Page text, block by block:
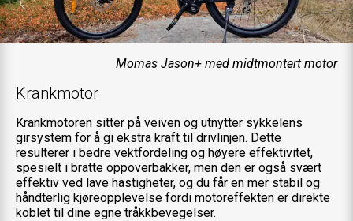
Momas Jason+ med midtmontert motor
Krankmotor
Krankmotoren sitter på veiven og utnytter sykkelens
girsystem for å gi ekstra kraft til drivlinjen. Dette
resulterer i bedre vektfordeling og høyere effektivitet,
spesielt i bratte oppoverbakker, men den er også svært
effektiv ved lave hastigheter, og du får en mer stabil og
håndterlig kjøreopplevelse fordi motoreffekten er direkte
koblet til dine egne tråkkbevegelser.